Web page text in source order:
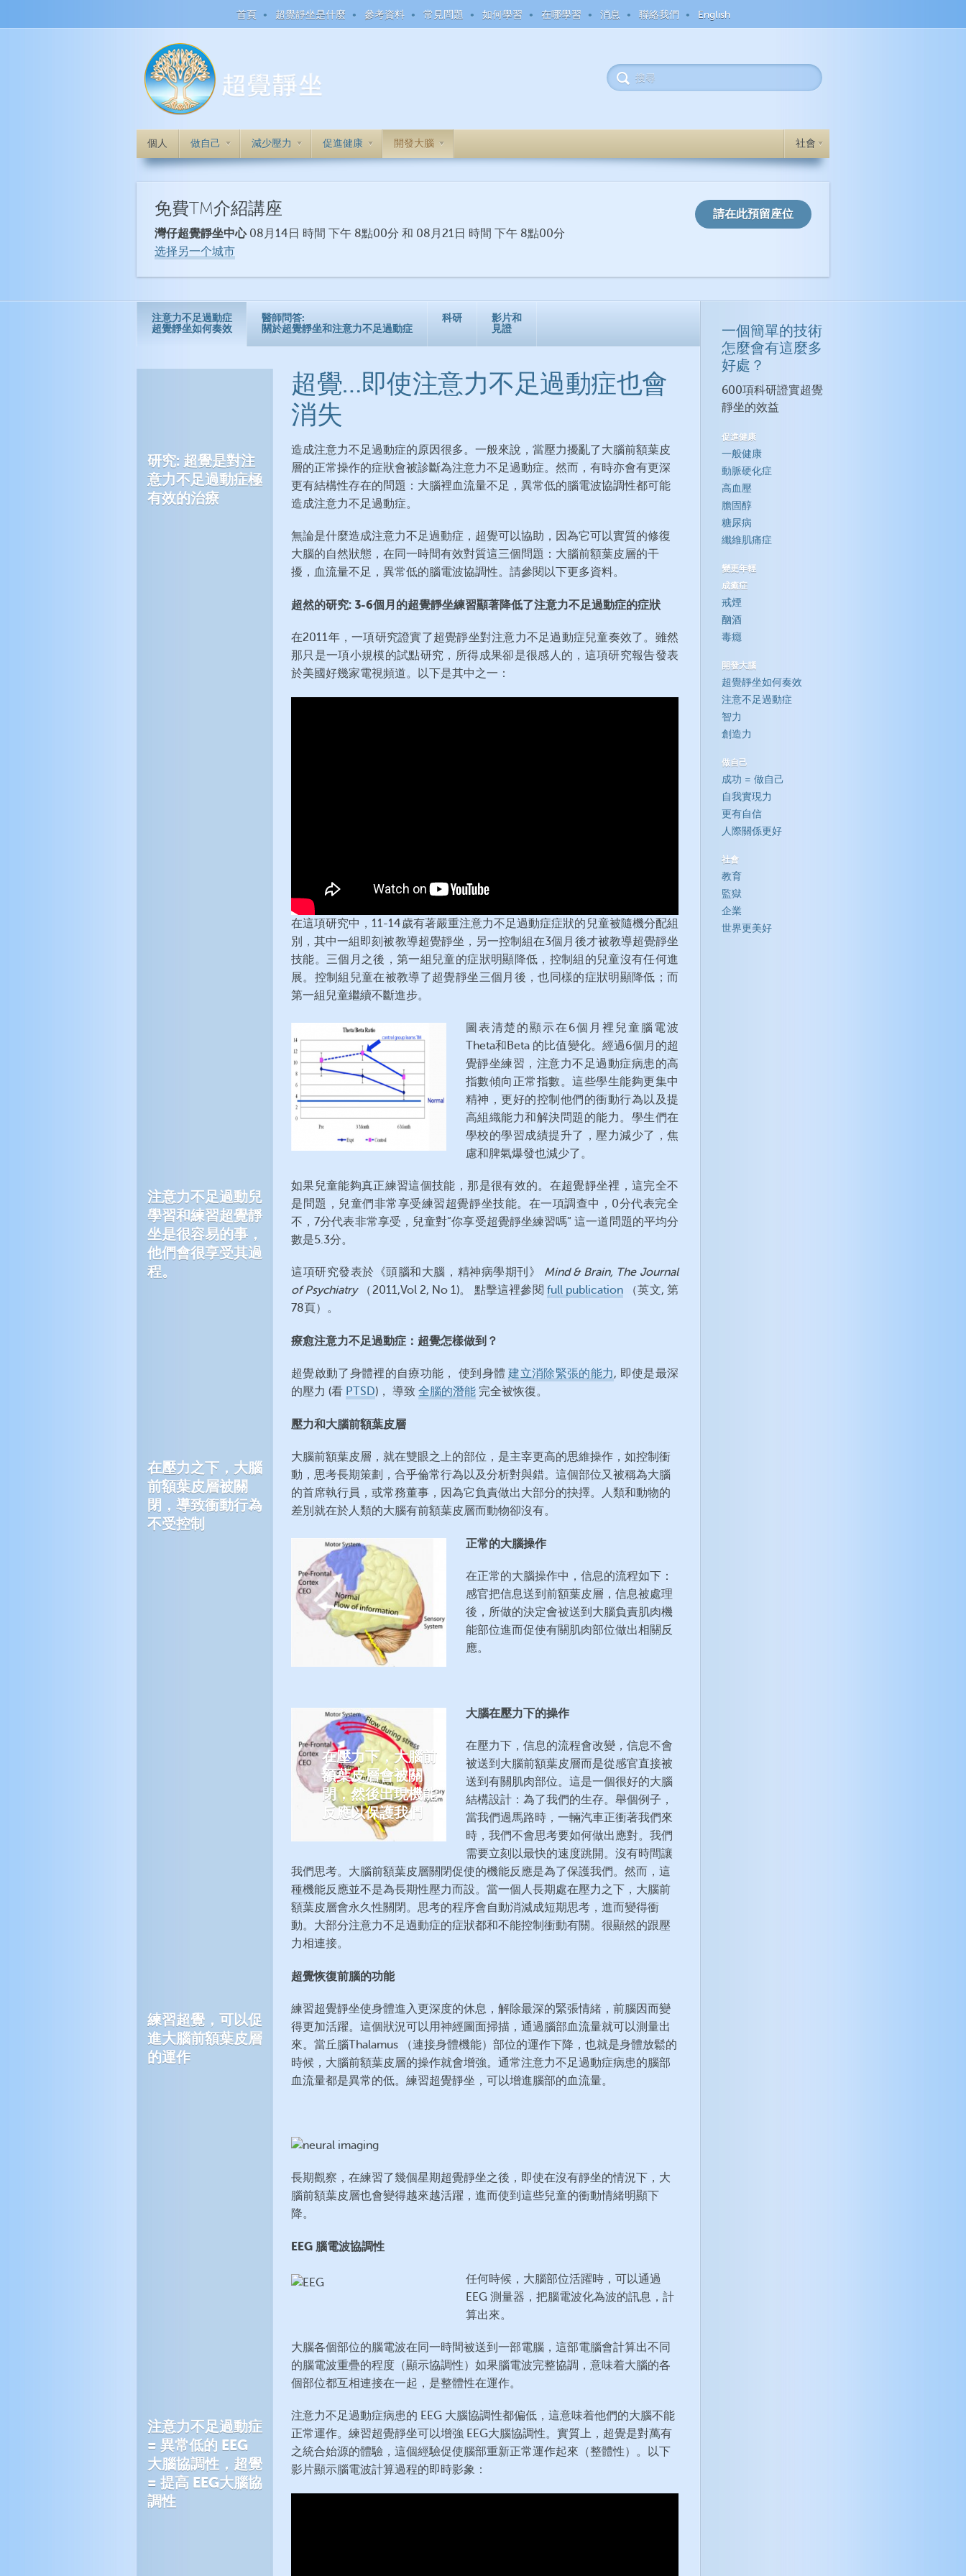
首頁 超覺靜坐是什麼 參考資料 常見問題 如何學習 在哪學習 消息 聯絡我們 English
個人 做自己 減少壓力 促進健康 開發大腦 社會
免費TM介紹講座
灣仔超覺靜坐中心08月14日 時間 下午 8點00分 和 08月21日 時間 下午 8點00分
选择另一个城市
注意力不足過動症
超覺靜坐如何奏效
醫師問答:
關於超覺靜坐和注意力不足過動症
科研
影片和
見證
超覺…即使注意力不足過動症也會
消失
研究: 超覺是對注
意力不足過動症極
有效的治療
造成注意力不足過動症的原因很多。一般來說，當壓力擾亂了大腦前額葉皮
層的正常操作的症狀會被診斷為注意力不足過動症。然而，有時亦會有更深
更有結構性存在的問題：大腦裡血流量不足，異常低的腦電波協調性都可能
造成注意力不足過動症。
無論是什麼造成注意力不足過動症，超覺可以協助，因為它可以實質的修復
大腦的自然狀態，在同一時間有效對質這三個問題：大腦前額葉皮層的干
擾，血流量不足，異常低的腦電波協調性。請參閱以下更多資料。
超然的研究: 3-6個月的超覺靜坐練習顯著降低了注意力不足過動症的症狀
在2011年，一項研究證實了超覺靜坐對注意力不足過動症兒童奏效了。雖然
那只是一項小規模的試點研究，所得成果卻是很感人的，這項研究報告發表
於美國好幾家電視頻道。以下是其中之一：
在這項研究中，11-14歲有著嚴重注意力不足過動症症狀的兒童被隨機分配組
別，其中一組即刻被教導超覺靜坐，另一控制組在3個月後才被教導超覺靜坐
技能。三個月之後，第一組兒童的症狀明顯降低，控制組的兒童沒有任何進
展。控制組兒童在被教導了超覺靜坐三個月後，也同樣的症狀明顯降低；而
第一組兒童繼續不斷進步。
圖表清楚的顯示在6個月裡兒童腦電波
Theta和Beta 的比值變化。經過6個月的超
覺靜坐練習，注意力不足過動症病患的高
指數傾向正常指數。這些學生能夠更集中
精神，更好的控制他們的衝動行為以及提
高組織能力和解決問題的能力。學生們在
學校的學習成績提升了，壓力減少了，焦
慮和脾氣爆發也減少了。
注意力不足過動兒
學習和練習超覺靜
坐是很容易的事，
他們會很享受其過
程。
如果兒童能夠真正練習這個技能，那是很有效的。在超覺靜坐裡，這完全不
是問題，兒童們非常享受練習超覺靜坐技能。在一項調查中，0分代表完全
不，7分代表非常享受，兒童對“你享受超覺靜坐練習嗎” 這一道問題的平均分
數是5.3分。
這項研究發表於《頭腦和大腦，精神病學期刊》
Mind & Brain, The Journal
of Psychiatry（2011,Vol 2, No 1)。 點擊這裡參閱 full publication （英文, 第
78頁）。
療愈注意力不足過動症：超覺怎樣做到？
超覺啟動了身體裡的自療功能， 使到身體建立消除緊張的能力, 即使是最深
的壓力 (看 PTSD)， 導致 全腦的潛能 完全被恢復。
壓力和大腦前額葉皮層
在壓力之下，大腦
前額葉皮層被關
閉，導致衝動行為
不受控制
大腦前額葉皮層，就在雙眼之上的部位，是主宰更高的思維操作，如控制衝
動，思考長期策劃，合乎倫常行為以及分析對與錯。這個部位又被稱為大腦
的首席執行員，或常務董事，因為它負責做出大部分的抉擇。人類和動物的
差別就在於人類的大腦有前額葉皮層而動物卻沒有。
正常的大腦操作
在正常的大腦操作中，信息的流程如下：
感官把信息送到前額葉皮層，信息被處理
後，所做的決定會被送到大腦負責肌肉機
能部位進而促使有關肌肉部位做出相關反
應。
大腦在壓力下的操作
在壓力下，大腦前
額葉皮層會被關
閉，然後出現機能
反應以保護我們
在壓力下，信息的流程會改變，信息不會
被送到大腦前額葉皮層而是從感官直接被
送到有關肌肉部位。這是一個很好的大腦
結構設計：為了我們的生存。舉個例子，
當我們過馬路時，一輛汽車正衝著我們來
時，我們不會思考要如何做出應對。我們
需要立刻以最快的速度跳開。沒有時間讓
我們思考。大腦前額葉皮層關閉促使的機能反應是為了保護我們。然而，這
種機能反應並不是為長期性壓力而設。當一個人長期處在壓力之下，大腦前
額葉皮層會永久性關閉。思考的程序會自動消減成短期思考，進而變得衝
動。大部分注意力不足過動症的症狀都和不能控制衝動有關。很顯然的跟壓
力相連接。
超覺恢復前腦的功能
練習超覺，可以促
進大腦前額葉皮層
的運作
練習超覺靜坐使身體進入更深度的休息，解除最深的緊張情緒，前腦因而變
得更加活躍。這個狀況可以用神經圖面掃描，通過腦部血流量就可以測量出
來。當丘腦Thalamus （連接身體機能）部位的運作下降，也就是身體放鬆的
時候，大腦前額葉皮層的操作就會增強。通常注意力不足過動症病患的腦部
血流量都是異常的低。練習超覺靜坐，可以增進腦部的血流量。
長期觀察，在練習了幾個星期超覺靜坐之後，即使在沒有靜坐的情況下，大
腦前額葉皮層也會變得越來越活躍，進而使到這些兒童的衝動情緒明顯下
降。
EEG 腦電波協調性
任何時候，大腦部位活躍時，可以通過
EEG 測量器，把腦電波化為波的訊息，計
算出來。
大腦各個部位的腦電波在同一時間被送到一部電腦，這部電腦會計算出不同
的腦電波重疊的程度（顯示協調性）如果腦電波完整協調，意味着大腦的各
個部位都互相連接在一起，是整體性在運作。
注意力不足過動症
= 異常低的 EEG
大腦協調性，超覺
= 提高 EEG大腦協
調性
注意力不足過動症病患的 EEG 大腦協調性都偏低，這意味着他們的大腦不能
正常運作。練習超覺靜坐可以增強 EEG大腦協調性。實質上，超覺是對萬有
之統合始源的體驗，這個經驗促使腦部重新正常運作起來（整體性）。以下
影片顯示腦電波計算過程的即時影象：
一個簡單的技術
怎麼會有這麼多
好處？
600項科研證實超覺
靜坐的效益
促進健康
一般健康
動脈硬化症
高血壓
膽固醇
糖尿病
纖維肌痛症
變更年輕
成癒症
戒煙
酗酒
毒癮
開發大腦
超覺靜坐如何奏效
注意不足過動症
智力
創造力
做自己
成功 = 做自己
自我實現力
更有自信
人際關係更好
社會
教育
監獄
企業
世界更美好